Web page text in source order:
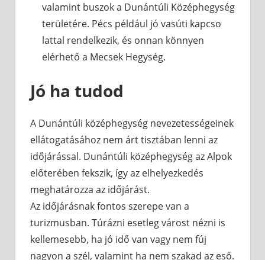
valamint buszok a Dunántúli Középhegység
területére. Pécs például jó vasúti kapcso
lattal rendelkezik, és onnan könnyen
elérhető a Mecsek Hegység.
Jó ha tudod
A Dunántúli középhegység nevezetességeinek
ellátogatásához nem árt tisztában lenni az
időjárással. Dunántúli középhegység az Alpok
előterében fekszik, így az elhelyezkedés
meghatározza az időjárást.
Az időjárásnak fontos szerepe van a
turizmusban. Túrázni esetleg várost nézni is
kellemesebb, ha jó idő van vagy nem fúj
nagyon a szél, valamint ha nem szakad az eső.